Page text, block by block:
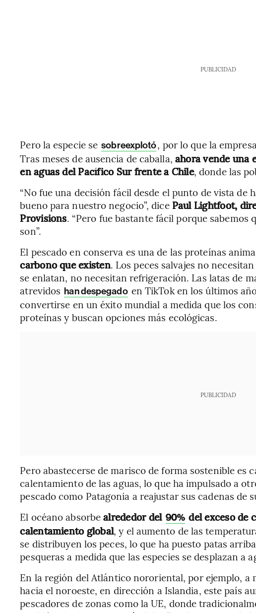
PUBLICIDAD
Pero la especie se sobreexplotó, por lo que la
Tras meses de ausencia de caballa, ahora vende una
en aguas del Pacífico Sur frente a Chile, donde las
“No fue una decisión fácil desde el punto de vista de
bueno para nuestro negocio”, dice Paul Lightfoot,
Provisions. “Pero fue bastante fácil porque sabemos
son”.
El pescado en conserva es una de las proteínas
carbono que existen. Los peces salvajes no
se enlatan, no necesitan refrigeración. Las latas de
atrevidos han despegado en TikTok en los últimos
convertirse en un éxito mundial a medida que los
proteínas y buscan opciones más ecológicas.
PUBLICIDAD
Pero abastecerse de marisco de forma sostenible es
calentamiento de las aguas, lo que ha impulsado a
pescado como Patagonia a reajustar sus cadenas de
El océano absorbealrededor del 90% del exceso de
calentamiento global, y el aumento de las
se distribuyen los peces, lo que ha puesto patas
pesqueras a medida que las especies se desplazan a
En la región del Atlántico nororiental, por ejemplo, a
hacia el noroeste, en dirección a Islandia, este país
pescadores de zonas como la UE, donde